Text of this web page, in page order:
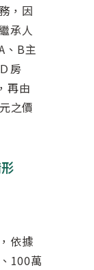
，因
承人
、B主
房
再由
之價
依據
100萬